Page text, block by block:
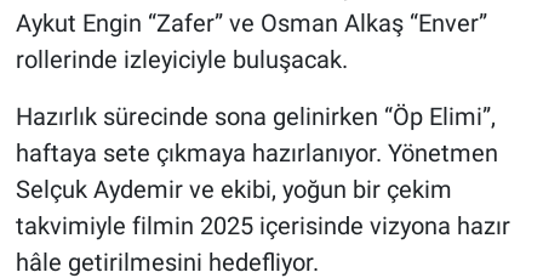
Aykut Engin “Zafer” ve Osman Alkaş “Enver”
rollerinde izleyiciyle buluşacak.
Hazırlık sürecinde sona gelinirken “Öp Elimi”,
haftaya sete çıkmaya hazırlanıyor. Yönetmen
Selçuk Aydemir ve ekibi, yoğun bir çekim
takvimiyle filmin 2025 içerisinde vizyona hazır
hâle getirilmesini hedefliyor.